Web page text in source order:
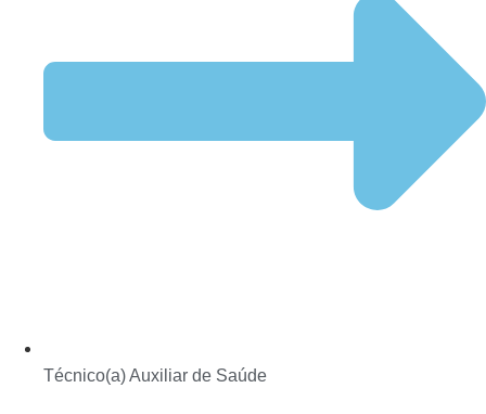
Técnico(a) Auxiliar de Saúde